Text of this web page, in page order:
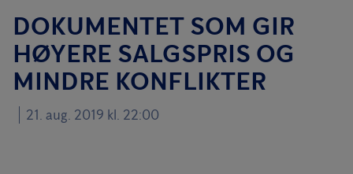
DOKUMENTET SOM GIR
HØYERE SALGSPRIS OG
MINDRE KONFLIKTER
21. aug. 2019 kl. 22:00